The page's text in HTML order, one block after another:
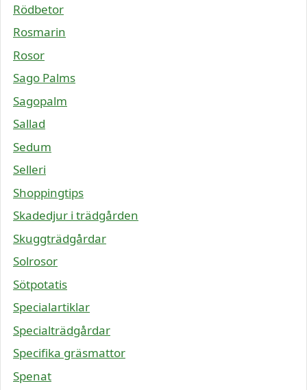
Rödbetor
Rosmarin
Rosor
Sago Palms
Sagopalm
Sallad
Sedum
Selleri
Shoppingtips
Skadedjur i trädgården
Skuggträdgårdar
Solrosor
Sötpotatis
Specialartiklar
Specialträdgårdar
Specifika gräsmattor
Spenat